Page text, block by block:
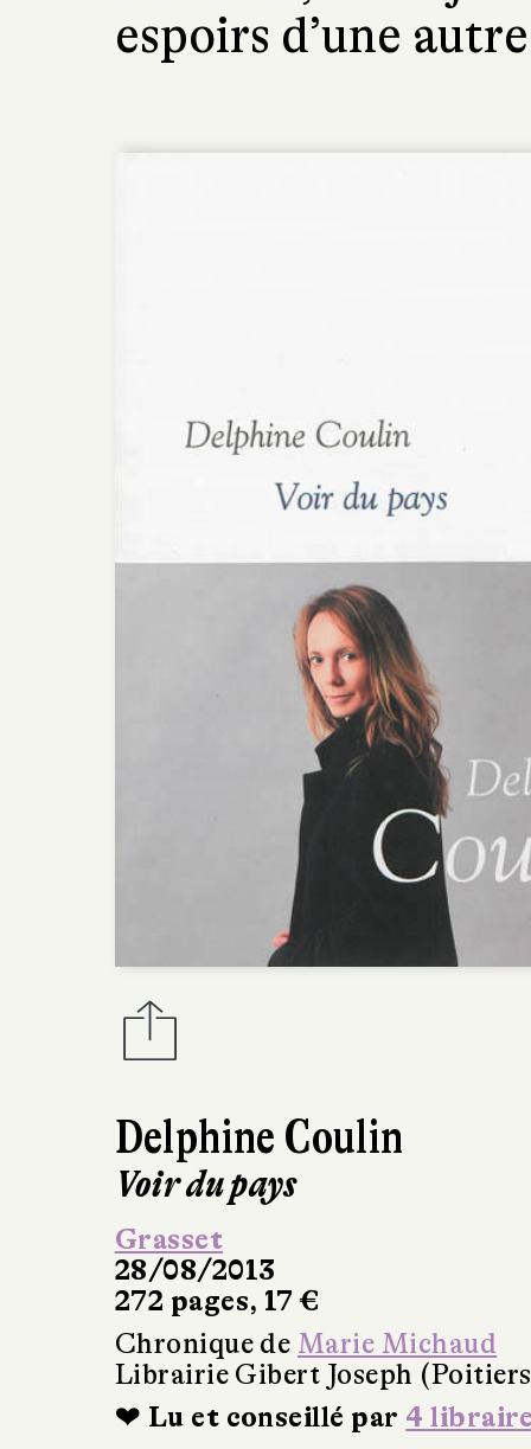
Delphine Coulin
Voir du pays
Grasset
28/08/2013
272 pages, 17 €
Chronique de Marie Michaud
Librairie Gibert Joseph
❤ Lu et conseillé par 4
espoirs d’une